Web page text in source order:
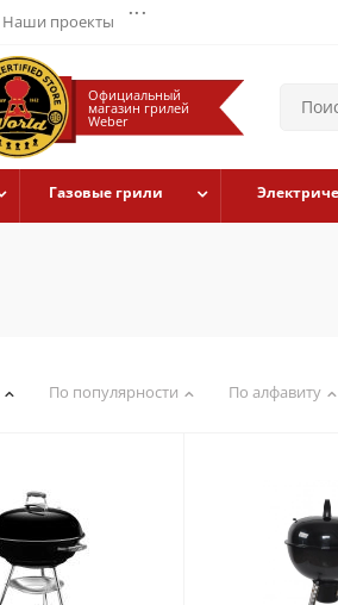
Наши проекты
...
Официальный
магазин грилей
Weber
Газовые грили
По популярности По алфавиту